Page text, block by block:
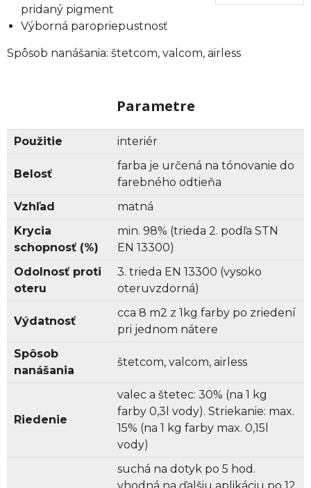
pridaný pigment
Výborná paropriepustnosť
Spôsob nanášania: štetcom, valcom, airless
Parametre
Použitie interiér
Belosť
farba je určená na tónovanie do
farebného odtieňa
Vzhľad
matná
Krycia
schopnosť (%)
min. 98% (trieda 2. podľa STN
EN 13300)
Odolnosť proti
oteru
3. trieda EN 13300 (vysoko
oteruvzdorná)
Výdatnosť
cca 8 m2 z 1kg farby po zriedení
pri jednom nátere
Spôsob
nanášania
štetcom, valcom, airless
Riedenie
valec a štetec: 30% (na 1 kg
farby 0,3l vody). Striekanie: max.
15% (na 1 kg farby max. 0,15l
vody)
suchá na dotyk po 5 hod.